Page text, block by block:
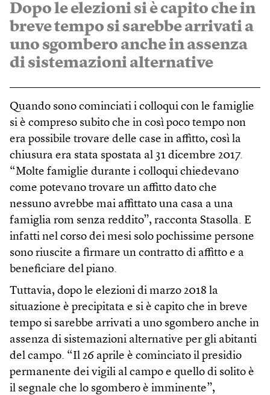
Dopo le elezioni si è capito che in
breve tempo si sarebbe arrivati a
uno sgombero anche in assenza
di sistemazioni alternative
Quando sono cominciati i colloqui con le famiglie
si è compreso subito che in così poco tempo non
era possibile trovare delle case in affitto, così la
chiusura era stata spostata al 31 dicembre 2017.
“Molte famiglie durante i colloqui chiedevano
come potevano trovare un affitto dato che
nessuno avrebbe mai affittato una casa a una
famiglia rom senza reddito”, racconta Stasolla. E
infatti nel corso dei mesi solo pochissime persone
sono riuscite a firmare un contratto di affitto e a
beneficiare del piano.
Tuttavia, dopo le elezioni di marzo 2018 la
situazione è precipitata e si è capito che in breve
tempo si sarebbe arrivati a uno sgombero anche in
assenza di sistemazioni alternative per gli abitanti
del campo. “Il 26 aprile è cominciato il presidio
permanente dei vigili al campo e quello di solito è
il segnale che lo sgombero è imminente”,